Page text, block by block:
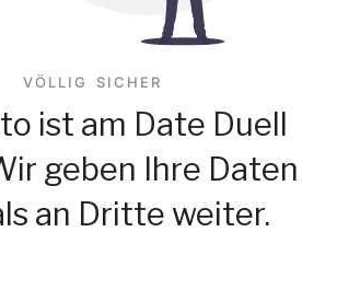
VÖLLIG SICHER
ist am Date Duell
geben Ihre Daten
an Dritte weiter.